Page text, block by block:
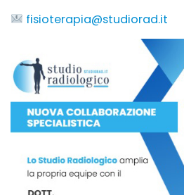
fisioterapia@studiorad.it